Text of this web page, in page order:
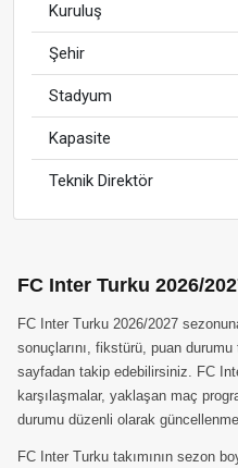
Kuruluş
Şehir
Stadyum
Kapasite
Teknik Direktör
FC Inter Turku 2026/
FC Inter Turku 2026/2027
sonuçlarını, fikstürü, puan
sayfadan takip edebilirsiniz. FC
karşılaşmalar, yaklaşan maç
durumu düzenli olarak
FC Inter Turku takımının sezon